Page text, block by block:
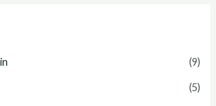
(9)
(5)